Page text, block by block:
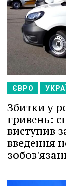
ЄВРО
Збитки у
гривень:
виступив
введення